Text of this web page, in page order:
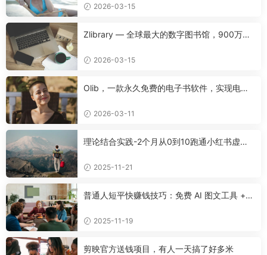
2026-03-15
Zlibrary — 全球最大的数字图书馆，900万本
2026-03-15
Olib，一款永久免费的电子书软件，实现电子
2026-03-11
理论结合实践-2个月从0到10跑通小红书虚拟
2025-11-21
普通人短平快赚钱技巧：免费 AI 图文工具 +
2025-11-19
剪映官方送钱项目，有人一天搞了好多米